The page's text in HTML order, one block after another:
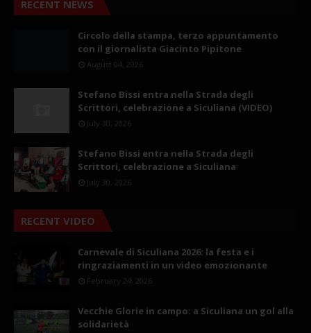
RECENT NEWS
Circolo della stampa, terzo appuntamento
con il giornalista Giacinto Pipitone
August 04, 2026
Stefano Bissi entra nella Strada degli
Scrittori, celebrazione a Siculiana (VIDEO)
July 30, 2026
Stefano Bissi entra nella Strada degli
Scrittori, celebrazione a Siculiana
July 30, 2026
RECENT VIDEO
Carnevale di Siculiana 2026: la festa e i
ringraziamenti in un video emozionante
February 24, 2026
Vecchie Glorie in campo: a Siculiana un gol alla
solidarietà